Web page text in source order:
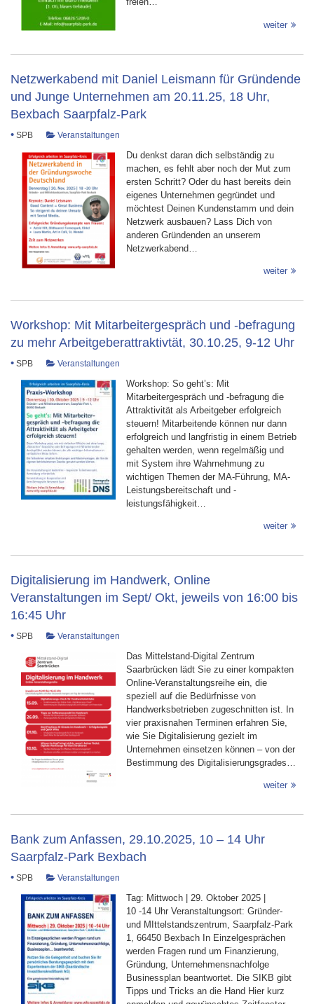
weiter
Netzwerkabend mit Daniel Leismann für Gründende
und Junge Unternehmen am 20.11.25, 18 Uhr,
Bexbach Saarpfalz-Park
• SPB Veranstaltungen
Du denkst daran dich selbständig zu
machen, es fehlt aber noch der Mut zum
ersten Schritt? Oder du hast bereits dein
eigenes Unternehmen gegründet und
möchtest Deinen Kundenstamm und dein
Netzwerk ausbauen? Lass Dich von
anderen Gründenden an unserem
Netzwerkabend…
weiter
Workshop: Mit Mitarbeitergespräch und -befragung
zu mehr Arbeitgeberattraktivtät, 30.10.25, 9-12 Uhr
• SPB Veranstaltungen
Workshop: So geht’s: Mit
Mitarbeitergespräch und -befragung die
Attraktivität als Arbeitgeber erfolgreich
steuern! Mitarbeitende können nur dann
erfolgreich und langfristig in einem Betrieb
gehalten werden, wenn regelmäßig und
mit System ihre Wahrnehmung zu
wichtigen Themen der MA-Führung, MA-
Leistungsbereitschaft und -
leistungsfähigkeit…
weiter
Digitalisierung im Handwerk, Online
Veranstaltungen im Sept/ Okt, jeweils von 16:00 bis
16:45 Uhr
• SPB Veranstaltungen
Das Mittelstand-Digital Zentrum
Saarbrücken lädt Sie zu einer kompakten
Online-Veranstaltungsreihe ein, die
speziell auf die Bedürfnisse von
Handwerksbetrieben zugeschnitten ist. In
vier praxisnahen Terminen erfahren Sie,
wie Sie Digitalisierung gezielt im
Unternehmen einsetzen können – von der
Bestimmung des Digitalisierungsgrades…
weiter
Bank zum Anfassen, 29.10.2025, 10 – 14 Uhr
Saarpfalz-Park Bexbach
• SPB Veranstaltungen
Tag: Mittwoch | 29. Oktober 2025 |
10 -14 Uhr Veranstaltungsort: Gründer-
und MIttelstandszentrum, Saarpfalz-Park
1, 66450 Bexbach In Einzelgesprächen
werden Fragen rund um Finanzierung,
Gründung, Unternehmensnachfolge
Businessplan beantwortet. Die SIKB gibt
Tipps und Tricks an die Hand Hier kurz